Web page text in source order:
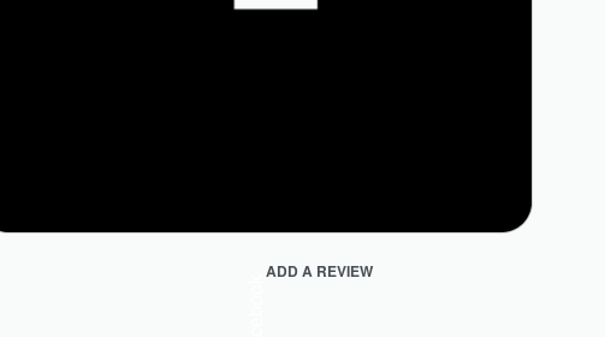
ADD A REVIEW